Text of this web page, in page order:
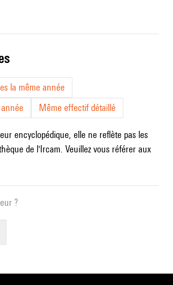
la même année
Même effectif détaillé
encyclopédique, elle ne reflète pas les
de l'Ircam. Veuillez vous référer aux
?